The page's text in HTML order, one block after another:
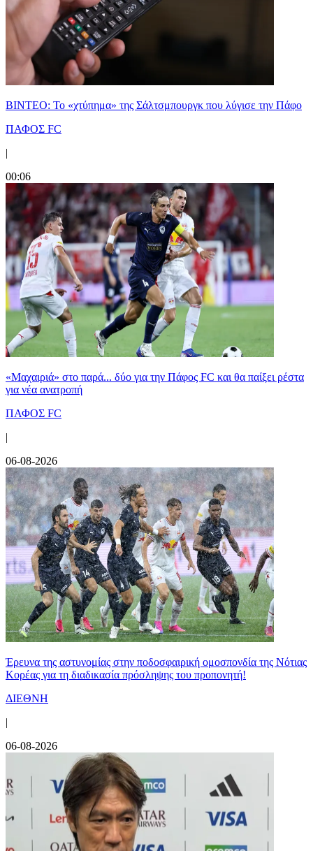
ΒΙΝΤΕΟ: Το «χτύπημα» της Σάλτσμπουργκ που λύγισε την Πάφο
ΠΑΦΟΣ FC
|
00:06
«Μαχαιριά» στο παρά... δύο για την Πάφος FC και θα παίξει ρέστα
για νέα ανατροπή
ΠΑΦΟΣ FC
|
06-08-2026
Έρευνα της αστυνομίας στην ποδοσφαιρική ομοσπονδία της Νότιας
Κορέας για τη διαδικασία πρόσληψης του προπονητή!
ΔΙΕΘΝΗ
|
06-08-2026